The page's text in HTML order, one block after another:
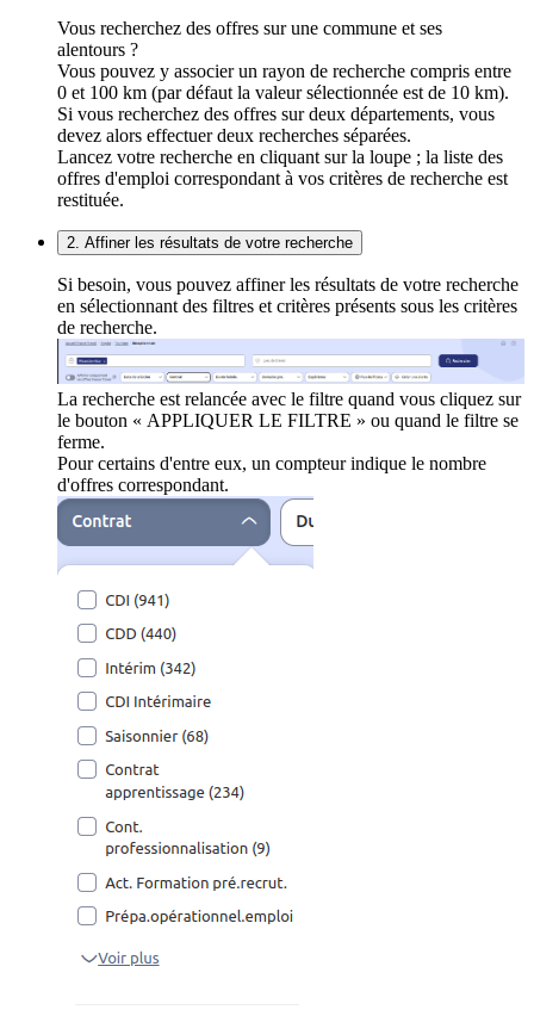
Vous recherchez des offres sur une commune et ses
alentours ?
Vous pouvez y associer un rayon de recherche compris entre
0 et 100 km (par défaut la valeur sélectionnée est de 10 km).
Si vous recherchez des offres sur deux départements, vous
devez alors effectuer deux recherches séparées.
Lancez votre recherche en cliquant sur la loupe ; la liste des
offres d'emploi correspondant à vos critères de recherche est
restituée.
2. Affiner les résultats de votre recherche
Si besoin, vous pouvez affiner les résultats de votre recherche
en sélectionnant des filtres et critères présents sous les critères
de recherche.
La recherche est relancée avec le filtre quand vous cliquez sur
le bouton « APPLIQUER LE FILTRE » ou quand le filtre se
ferme.
Pour certains d'entre eux, un compteur indique le nombre
d'offres correspondant.